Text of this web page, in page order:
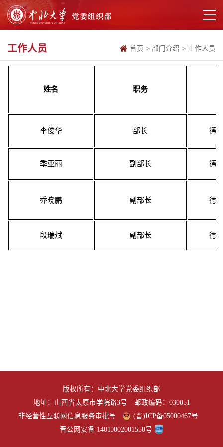
工作人员 首页 > 部门介绍 > 工作人员
姓名 职务
李俊华 部长 德
季亚丽 副部长 德
乔晓鹏 副部长 德
段瑞斌 副部长 德
版权所有：中北大学党委组织部
地址：山西省太原市学院路3号 邮政编码：030051
非经营性互联网信息服务审批号
(晋)ICP备05000467号
晋公网安备 14010002001550号